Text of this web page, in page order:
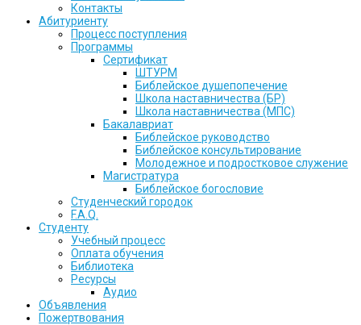
Контакты
Абитуриенту
Процесс поступления
Программы
Сертификат
ШТУРМ
Библейское душепопечение
Школа наставничества (БР)
Школа наставничества (МПС)
Бакалавриат
Библейское руководство
Библейское консультирование
Молодежное и подростковое служение
Магистратура
Библейское богословие
Студенческий городок
F.A.Q.
Студенту
Учебный процесс
Оплата обучения
Библиотека
Ресурсы
Аудио
Объявления
Пожертвования